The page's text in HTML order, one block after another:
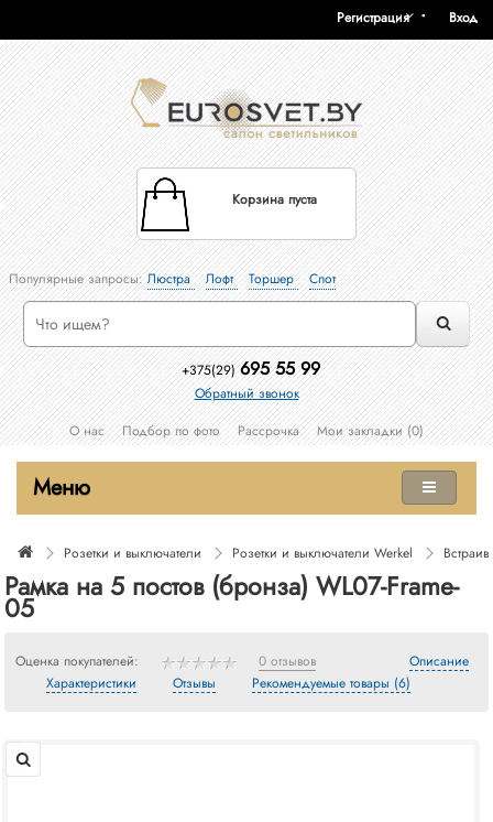
Вход
Регистрация
Корзина пуста
Популярные запросы:Люстра Лофт Торшер Спот
+375(29) 695 55 99
Обратный звонок
О нас
Подбор по фото Рассрочка Мои закладки (0)
Меню
Розетки и выключатели Розетки и выключатели Werkel
Рамка на 5 постов (бронза) WL07-Frame-
05
Оценка покупателей: 0 отзывов
Описание
Характеристики
Отзывы Рекомендуемые товары (6)